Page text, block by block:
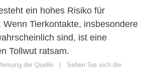
ein hohes Risiko für
Wenn Tierkontakte, insbesondere
sind, ist eine
Tollwut ratsam.
der Quelle | Sehen Sie sich die